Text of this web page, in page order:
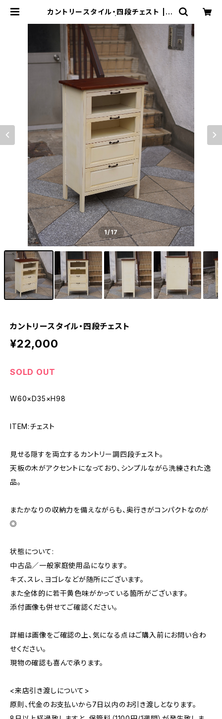
カントリースタイル・四段チェスト | ト
リサイクルショップ・古着
1/17
カントリースタイル・四段チェスト
¥22,000
SOLD OUT
W60×D35×H98
ITEM:チェスト
見せる隠すを両立するカントリー調四段チェスト。
天板の木がアクセントになっており、シンプルながら洗練された逸
品。
またかなりの収納力を備えながらも、奥行きがコンパクトなのが
◎
状態について:
中古品／一般家庭使用品になります。
キズ、スレ、ヨゴレなどが随所にございます。
また全体的に若干黄色味がかっている箇所がございます。
添付画像も併せてご確認ください。
詳細は画像をご確認の上、気になる点はご購入前にお問い合わ
せください。
現物の確認も喜んで承ります。
<来店引き渡しについて>
原則、代金のお支払いから7日以内のお引き渡しとなります。